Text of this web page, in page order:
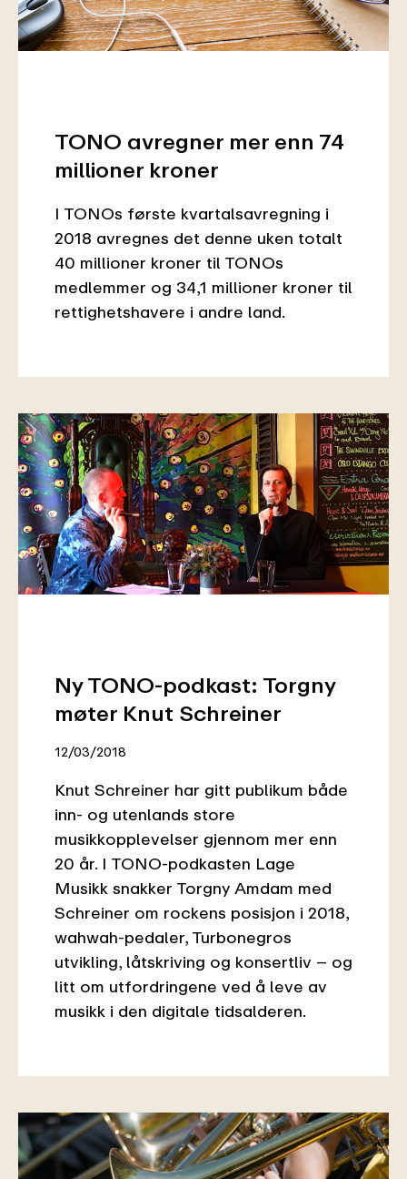
TONO avregner mer enn 74
millioner kroner
I TONOs første kvartalsavregning i
2018 avregnes det denne uken totalt
40 millioner kroner til TONOs
medlemmer og 34,1 millioner kroner til
rettighetshavere i andre land.
Ny TONO-podkast: Torgny
møter Knut Schreiner
12/03/2018
Knut Schreiner har gitt publikum både
inn- og utenlands store
musikkopplevelser gjennom mer enn
20 år. I TONO-podkasten Lage
Musikk snakker Torgny Amdam med
Schreiner om rockens posisjon i 2018,
wahwah-pedaler, Turbonegros
utvikling, låtskriving og konsertliv – og
litt om utfordringene ved å leve av
musikk i den digitale tidsalderen.